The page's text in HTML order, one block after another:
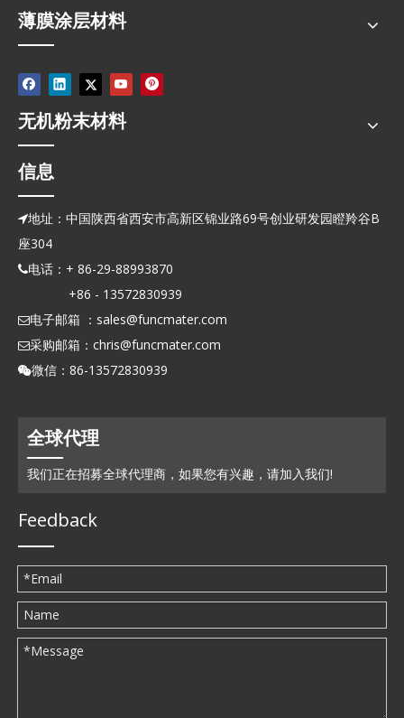
薄膜涂层材料
无机粉末材料
信息
地址：中国陕西省西安市高新区锦业路69号创业研发园瞪羚谷B
座304
电话：+ 86-29-88993870
+86 - 13572830939
电子邮箱 ： sales@funcmater.com
采购邮箱： chris@funcmater.com
微信：86-13572830939
全球代理
我们正在招募全球代理商，如果您有兴趣，请加入我们!
Feedback